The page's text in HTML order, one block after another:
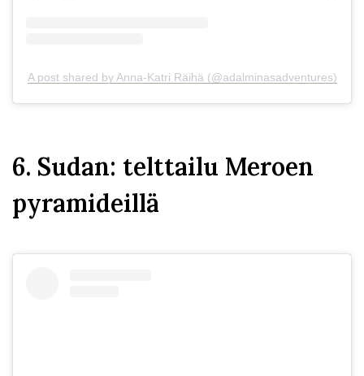
A post shared by Anna-Katri Räihä (@adalminasadventures)
6. Sudan: telttailu Meroen
pyramideillä